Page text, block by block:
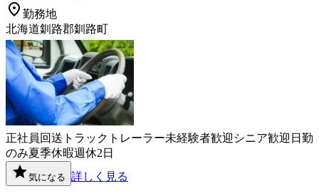
勤務地
北海道釧路郡釧路町
正社員 回送 トラック トレーラー未経験者歓迎 シニア歓迎 日勤
のみ夏季休暇週休2日
気になる 詳しく見る